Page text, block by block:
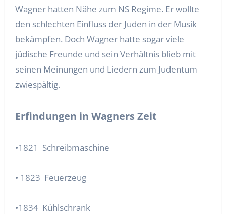
Wagner hatten Nähe zum NS Regime. Er wollte
den schlechten Einfluss der Juden in der Musik
bekämpfen. Doch Wagner hatte sogar viele
jüdische Freunde und sein Verhältnis blieb mit
seinen Meinungen und Liedern zum Judentum
zwiespältig.
Erfindungen in Wagners Zeit
•1821 Schreibmaschine
• 1823 Feuerzeug
•1834 Kühlschrank